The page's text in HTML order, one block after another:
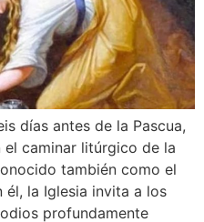
días antes de la Pascua,
caminar litúrgico de la
también como el
él, la Iglesia invita a los
profundamente